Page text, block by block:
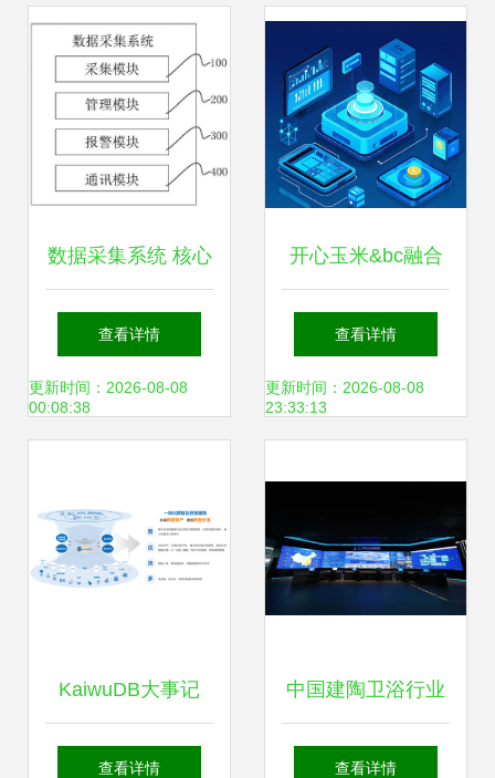
选购指南
数据采集系统 核心
架构与应用实践
查看详情
更新时间：2026-08-08
00:08:38
开心玉米&bc融合
数字化连锁 商业创
新与社会责任共举
查看详情
更新时间：2026-08-08
23:33:13
KaiwuDB大事记
2023年4月数据采
查看详情
中国建陶卫浴行业
高质量发展示范案
查看详情